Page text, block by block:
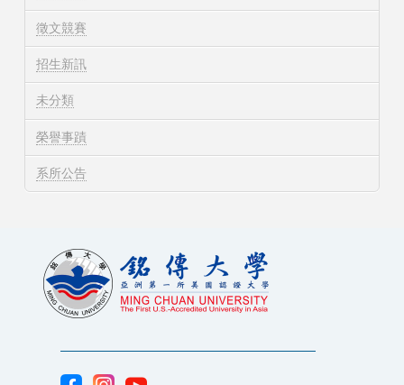
徵文競賽
招生新訊
未分類
榮譽事蹟
系所公告